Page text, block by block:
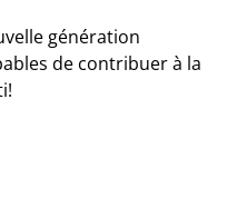
génération
de contribuer à la